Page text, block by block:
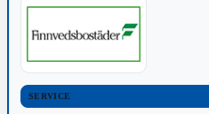
SERVICE